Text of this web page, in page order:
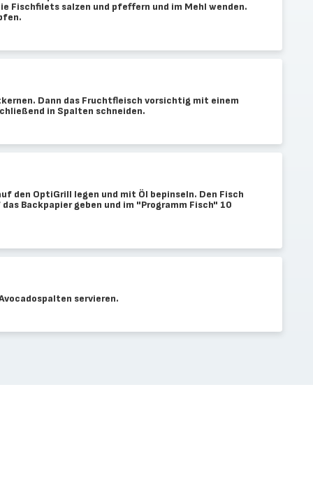
Fischfilets salzen und pfeffern und im Mehl wenden.
Dann das Fruchtfleisch vorsichtig mit einem
in Spalten schneiden.
den OptiGrill legen und mit Öl bepinseln. Den Fisch
Backpapier geben und im "Programm Fisch" 10
servieren.